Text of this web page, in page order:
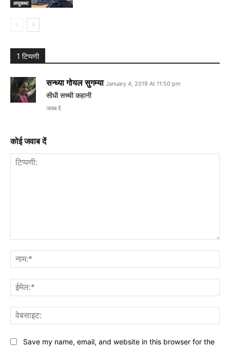
लघुकथा
1 टिप्पणी
सन्ध्या गोयल सुगम्या January 4, 2019 At 11:50 pm
सीधी सच्ची कहानी
जवाब दें
कोई जवाब दें
Save my name, email, and website in this browser for the